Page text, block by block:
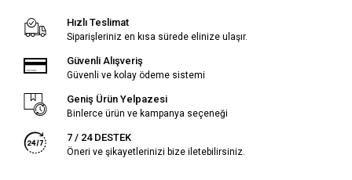
Hızlı Teslimat
Siparişleriniz en kısa sürede elinize ulaşır.
Güvenli Alışveriş
Güvenli ve kolay ödeme sistemi
Geniş Ürün Yelpazesi
Binlerce ürün ve kampanya seçeneği
7 / 24 DESTEK
Öneri ve şikayetlerinizi bize iletebilirsiniz.